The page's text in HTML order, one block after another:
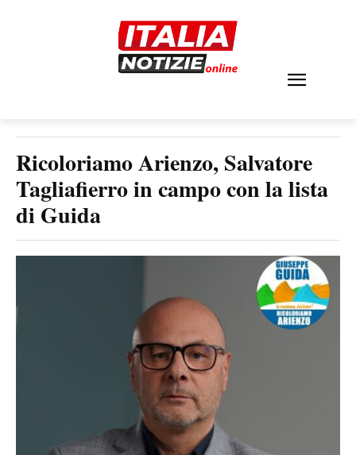
Ricoloriamo Arienzo, Salvatore
Tagliafierro in campo con la lista
di Guida